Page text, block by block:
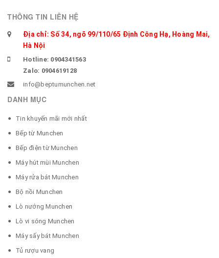
THÔNG TIN LIÊN HỆ
Địa chỉ: Số 34, ngõ 99/110/65 Định Công Hạ, Hoàng Mai,
Hà Nội
Hotline: 0904341563
Zalo: 0904619128
info@beptumunchen.net
DANH MỤC
Tin khuyến mãi mới nhất
Bếp từ Munchen
Bếp điện từ Munchen
Máy hút mùi Munchen
Máy rửa bát Munchen
Bộ nồi Munchen
Lò nướng Munchen
Lò vi sóng Munchen
Máy sấy bát Munchen
Tủ rượu vang